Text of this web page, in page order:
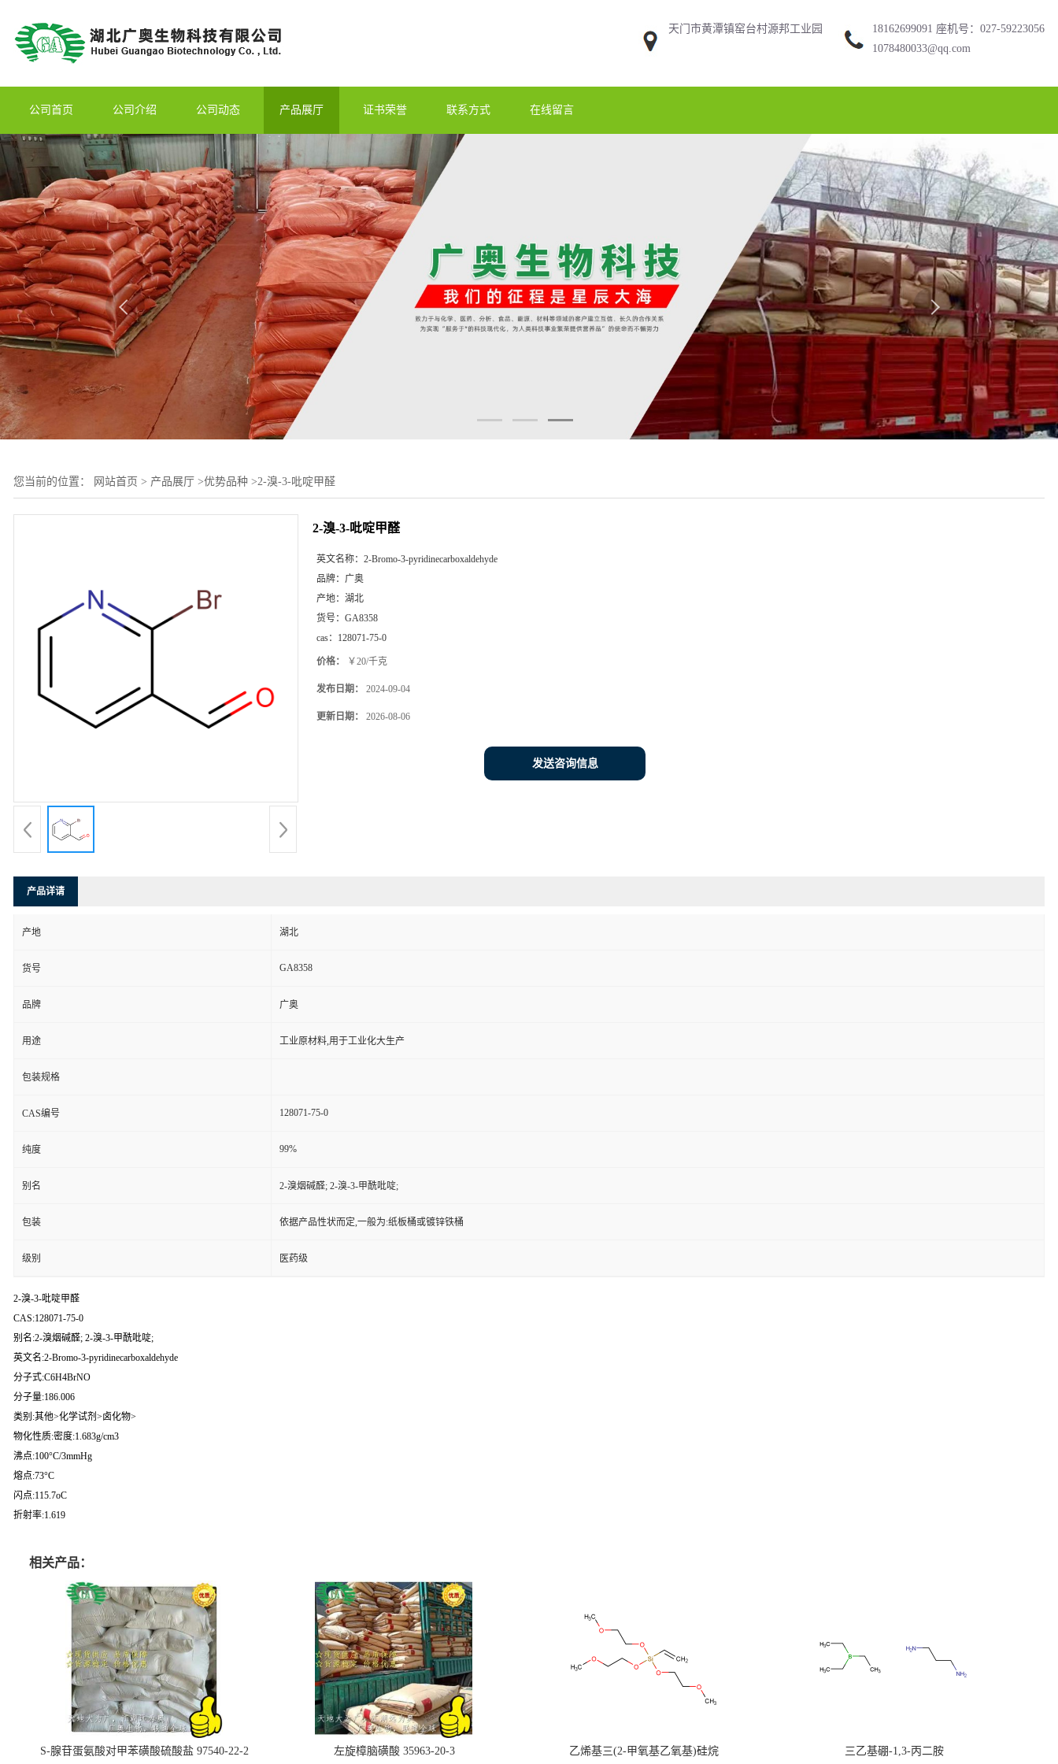
天门市黄潭镇窑台村源邦工业园
18162699091 座机号：027-59223056
1078480033@qq.com
公司首页 公司介绍 公司动态 产品展厅 证书荣誉 联系方式 在线留言
您当前的位置： 网站首页 > 产品展厅 >优势品种 >2-溴-3-吡啶甲醛
2-溴-3-吡啶甲醛
英文名称： 2-Bromo-3-pyridinecarboxaldehyde
品牌： 广奥
产地： 湖北
货号： GA8358
cas： 128071-75-0
价格： ￥20/千克
发布日期： 2024-09-04
更新日期： 2026-08-06
发送咨询信息
产品详请
产地 湖北
货号 GA8358
品牌 广奥
用途 工业原材料,用于工业化大生产
包装规格
CAS编号 128071-75-0
纯度 99%
别名 2-溴烟碱醛; 2-溴-3-甲酰吡啶;
包装 依据产品性状而定,一般为:纸板桶或镀锌铁桶
级别 医药级
2-溴-3-吡啶甲醛
CAS:128071-75-0
别名:2-溴烟碱醛; 2-溴-3-甲酰吡啶;
英文名:2-Bromo-3-pyridinecarboxaldehyde
分子式:C6H4BrNO
分子量:186.006
类别:其他>化学试剂>卤化物>
物化性质:密度:1.683g/cm3
沸点:100°C/3mmHg
熔点:73°C
闪点:115.7oC
折射率:1.619
相关产品：
S-腺苷蛋氨酸对甲苯磺酸硫酸盐 97540-22-2 左旋樟脑磺酸 35963-20-3 乙烯基三(2-甲氧基乙氧基)硅烷 三乙基硼-1,3-丙二胺